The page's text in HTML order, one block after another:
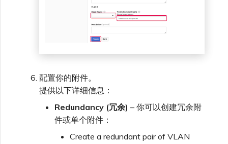
配置你的附件。
提供以下详细信息：
Redundancy (冗余) – 你可以创建冗余附
件或单个附件：
Create a redundant pair of VLAN